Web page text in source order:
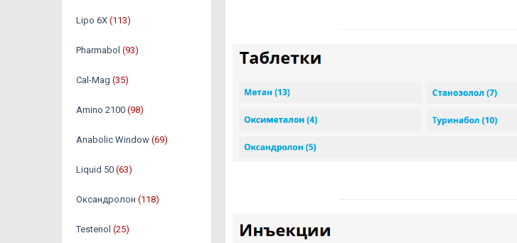
Lipo 6X (113)
Pharmabol (93)
Cal-Mag (35)
Amino 2100 (98)
Anabolic Window (69)
Liquid 50 (63)
Оксандролон (118)
Testenol (25)